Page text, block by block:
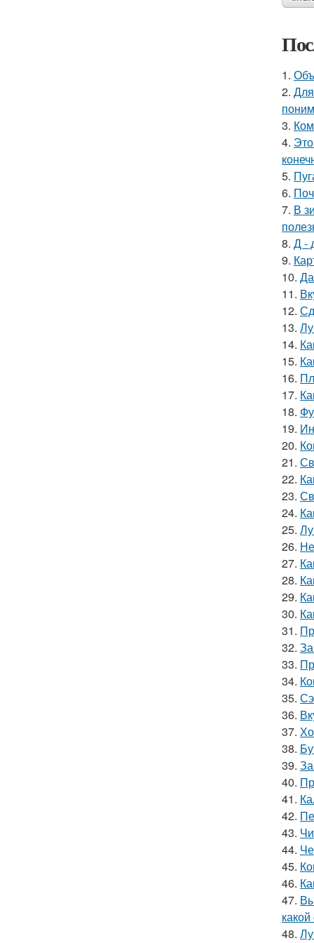
1.
2.
3.
4.
5.
6.
7. В
8. Д -
9.
10.
11.
12.
13.
14.
15.
16.
17.
18.
19.
20.
21.
22.
23.
24.
25.
26.
27.
28.
29.
30.
31.
32.
33.
34.
35.
36.
37.
38.
39.
40.
41.
42.
43.
44.
45.
46.
47.
48.